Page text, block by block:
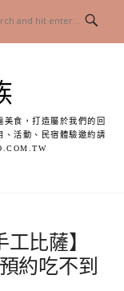
食，打造屬於我們的回
、活動、民宿體驗邀約請
比薩】
約吃不到